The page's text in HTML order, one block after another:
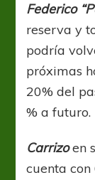
Federico
reserva y
podría
próximas
20% del
% a futuro.
Carrizoen
cuenta